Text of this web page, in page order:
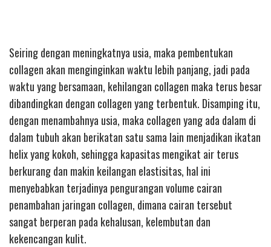
Seiring dengan meningkatnya usia, maka pembentukan
collagen akan menginginkan waktu lebih panjang, jadi pada
waktu yang bersamaan, kehilangan collagen maka terus besar
dibandingkan dengan collagen yang terbentuk. Disamping itu,
dengan menambahnya usia, maka collagen yang ada dalam di
dalam tubuh akan berikatan satu sama lain menjadikan ikatan
helix yang kokoh, sehingga kapasitas mengikat air terus
berkurang dan makin keilangan elastisitas, hal ini
menyebabkan terjadinya pengurangan volume cairan
penambahan jaringan collagen, dimana cairan tersebut
sangat berperan pada kehalusan, kelembutan dan
kekencangan kulit.